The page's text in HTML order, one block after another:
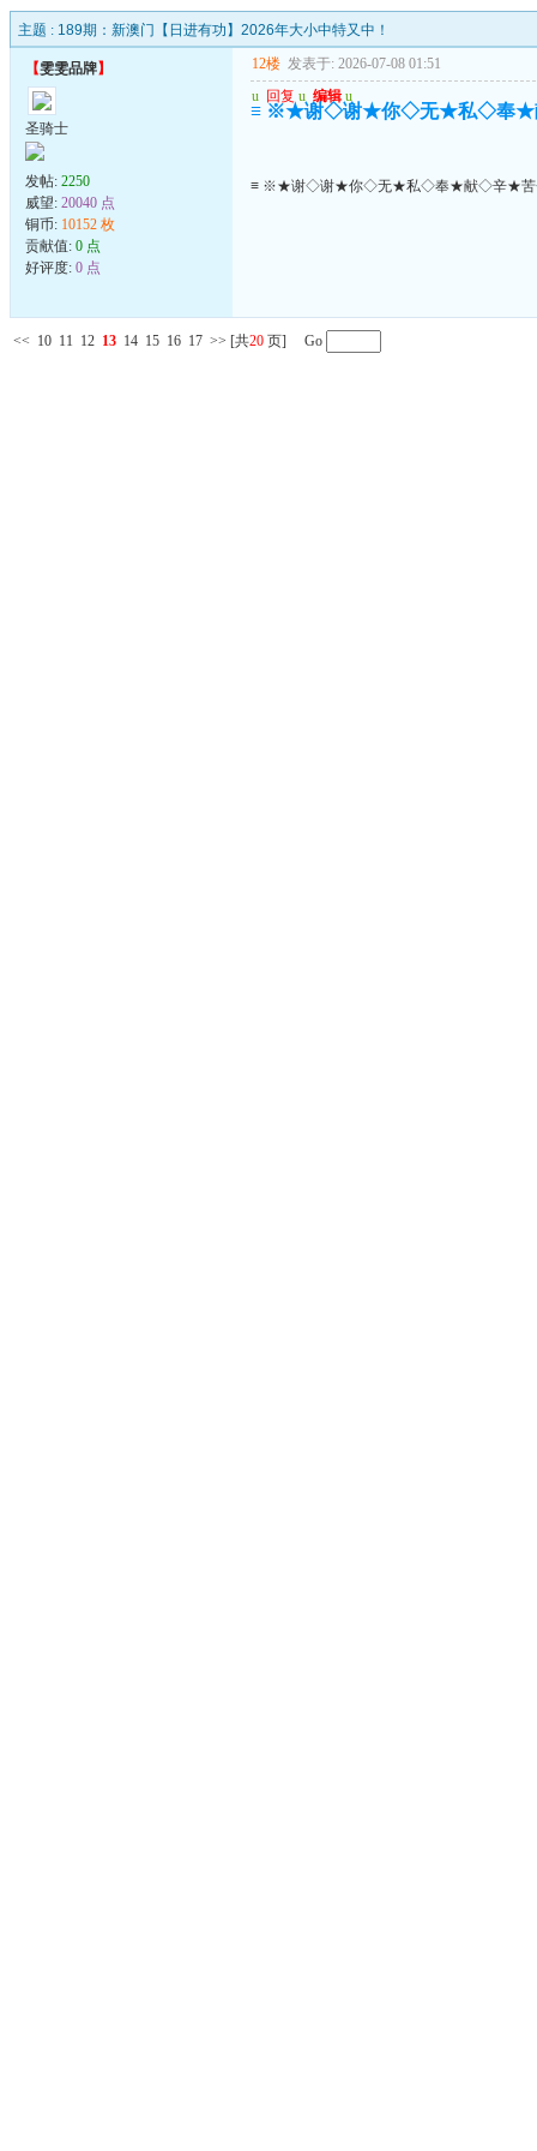
主题 : 189期：新澳门【日进有功】2026年大小中特又中！
【雯雯品牌】
圣骑士
发帖: 2250
威望: 20040 点
铜币: 10152 枚
贡献值: 0 点
好评度: 0 点
12楼 发表于: 2026-07-08 01:51
u 回复 u 编辑 u
≡ ※★谢◇谢★你◇无★私◇奉
≡ ※★谢◇谢★你◇无★私◇奉★献◇辛★
<< 10 11 12 13 14 15 16 17 >> [共20 页] Go